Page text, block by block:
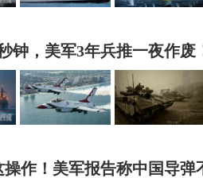
钟，美军3年兵推一夜作废
操作！美军报告称中国导弹